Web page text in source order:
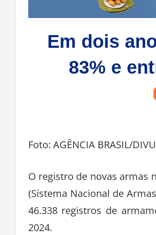
Em dois
83% e
Foto: AGÊNCIA BRASIL/
O registro de novas armas
(Sistema Nacional de
46.338 registros de
2024.